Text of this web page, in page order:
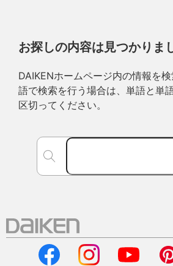
お探しの内容は見つかりま
DAIKENホームページ内の情報を
語で検索を行う場合は、単語と単
区切ってください。